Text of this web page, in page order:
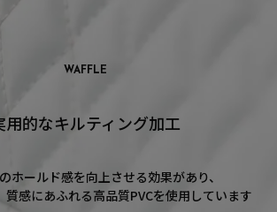
WAFFLE
用的なキルティング加工
ホールド感を向上させる効果があり、
質感にあふれる高品質PVCを使用しています